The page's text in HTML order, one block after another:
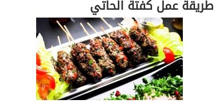
طريقة عمل كفتة الحاتي